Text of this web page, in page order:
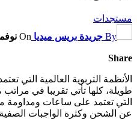
مستجدات
By جريدة بريس ميديا On نوفمبر
Share
الأنظمة التربوية العالمية
طويلة، كلها تأتي تقريبا في
التي تعتمد على ساعات ومداومة
عن الشحن وكثرة الواجبات